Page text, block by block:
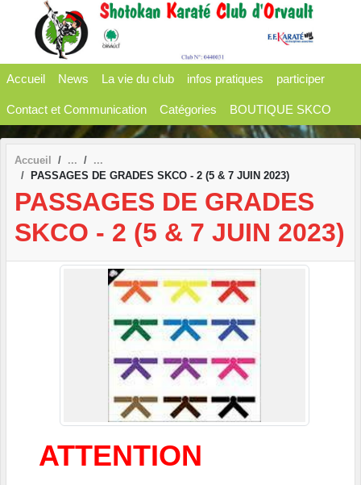
Accueil News La vie du club infos pratiques participer
Contact et Communication Catégories BOUTIQUE SKCO
Accueil
PASSAGES DE GRADES SKCO - 2 (5 & 7 JUIN 2023)
PASSAGES DE GRADES
SKCO - 2 (5 & 7 JUIN 2023)
ATTENTION
Panneau de gestion des cookies